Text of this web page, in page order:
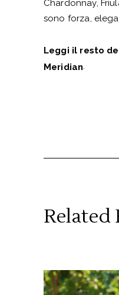
Chardonnay,
sono forza,
Leggi il resto
Meridian.
Related